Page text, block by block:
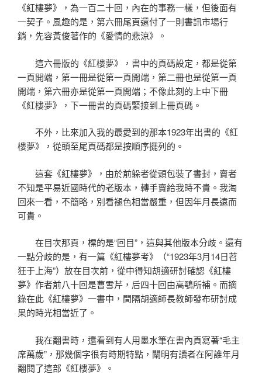
《紅樓夢》，為一百二十回，內在的事務一樣，但後面有
一契子。風趣的是，第六冊尾頁還付了一則書訊市場行
銷，先容黃俊著作的《愛情的悲涼》。
這六冊版的《紅樓夢》，書中的頁碼設定，都是從第
一頁開端，第一冊是從第一頁開端，第二冊也是從第一頁
開端，第六冊亦是從第一頁開端；不像此刻的上中下冊
《紅樓夢》，下一冊書的頁碼緊接到上冊頁碼。
不外，比來加入我的最愛到的那本1923年出書的《紅
樓夢》，從頭至尾頁碼都是按順序擺列的。
這套《紅樓夢》，由於前躲者從頭包裝了書封，賣者
不知是平易近國時代的老版本，轉手賣給我時不貴。我淘
回來一看，不簡略，別看褪色相當嚴重，但因年月長遠而
可貴。
在目次那頁，標的是“回目”，這與其他版本分歧。還有
一點分歧的是，有一篇《紅樓夢考》（“1923年3月14日苕
狂于上海”）放在目次前，從中得知胡適研討確認《紅樓
夢》作者前八十回是曹雪芹，后四十回由高鶚所補。而摘
錄在此《紅樓夢》一書中，間隔胡適師長教師發布研討成
果的時光相當近了。
我在翻書時，還看到有人用墨水筆在書內頁寫著“毛主
席萬歲”，那幾個字很有時期特點，闡明有讀者在阿誰年月
翻閱了這部《紅樓夢》。